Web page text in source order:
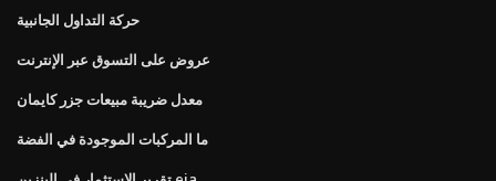
حركة التداول الجانبية
عروض على التسوق عبر الإنترنت
معدل ضريبة مبيعات جزر كايمان
ما المركبات الموجودة في الفضة